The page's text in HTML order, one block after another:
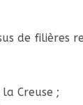
de filières
Creuse ;